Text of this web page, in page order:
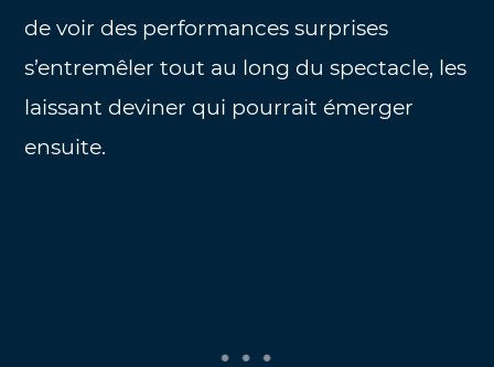
de voir des performances surprises
s’entremêler tout au long du spectacle, les
laissant deviner qui pourrait émerger
ensuite.